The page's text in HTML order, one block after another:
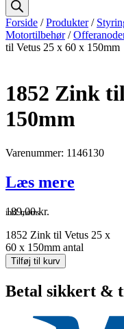
Forside /Produkter/
Motortilbehør/
til Vetus 25 x 60 x 150mm
1852 Zink
150mm
Varenummer: 1146130
Læs mere
189,00kr.
inkl. moms
1852 Zink til Vetus 25 x
60 x 150mm antal
Tilføj til kurv
Betal sikkert &